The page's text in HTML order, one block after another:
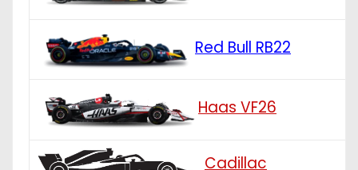
Red Bull RB22
Haas VF26
Cadillac